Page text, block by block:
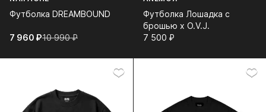
Футболка DREAMBOUND
7 960⁠ ⁠₽10 990⁠ ⁠₽
Футболка Лошадка с
брошью x O.V.J.
7 500⁠ ⁠₽